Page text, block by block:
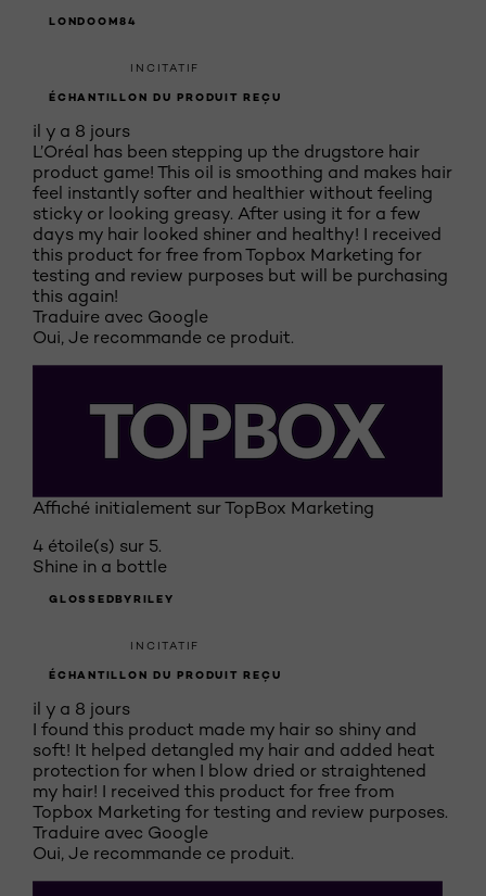
LONDOOM84
INCITATIF
ÉCHANTILLON DU PRODUIT REÇU
il y a 8 jours
L’Oréal has been stepping up the drugstore hair
product game! This oil is smoothing and makes hair
feel instantly softer and healthier without feeling
sticky or looking greasy. After using it for a few
days my hair looked shiner and healthy! I received
this product for free from Topbox Marketing for
testing and review purposes but will be purchasing
this again!
Traduire avec Google
Oui, Je recommande ce produit.
Affiché initialement sur TopBox Marketing
4 étoile(s) sur 5.
Shine in a bottle
GLOSSEDBYRILEY
INCITATIF
ÉCHANTILLON DU PRODUIT REÇU
il y a 8 jours
I found this product made my hair so shiny and
soft! It helped detangled my hair and added heat
protection for when I blow dried or straightened
my hair! I received this product for free from
Topbox Marketing for testing and review purposes.
Traduire avec Google
Oui, Je recommande ce produit.